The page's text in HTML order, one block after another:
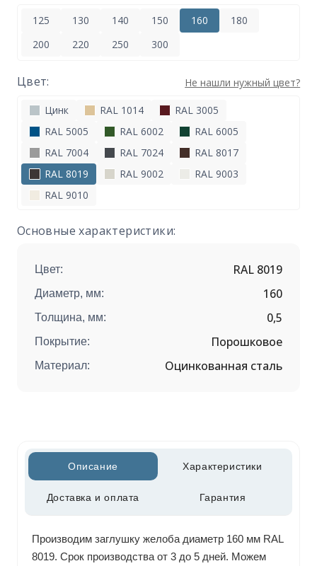
125 130 140 150 160
180
200
220 250 300
Цвет: Не нашли нужный цвет?
Цинк RAL 1014
RAL 3005
RAL 5005
RAL 6002
RAL 6005
RAL 7004
RAL 7024
RAL 8017
RAL 8019
RAL 9002
RAL 9003
RAL 9010
Основные характеристики:
Цвет: RAL 8019
Диаметр, мм: 160
Толщина, мм: 0,5
Покрытие: Порошковое
Материал: Оцинкованная сталь
Описание Характеристики
Доставка и оплата Гарантия
Производим заглушку желоба диаметр 160 мм RAL
8019. Срок производства от 3 до 5 дней. Можем